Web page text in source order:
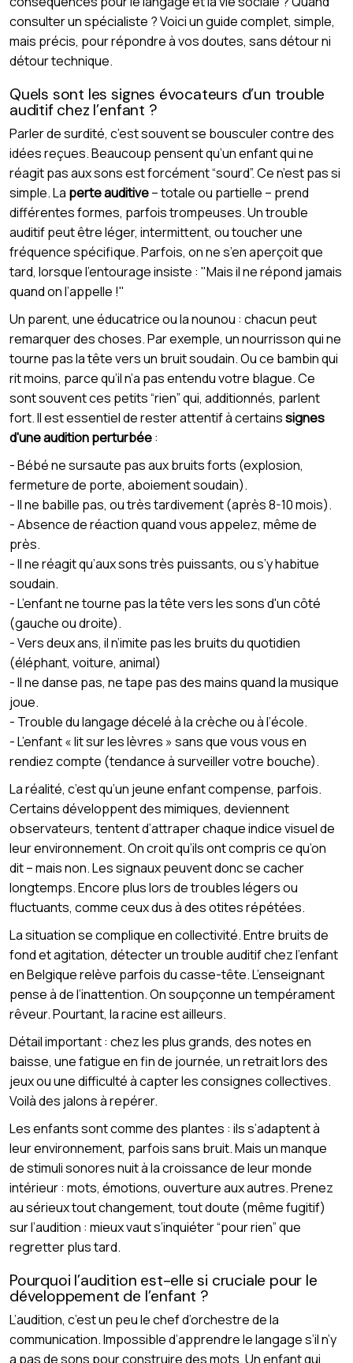
consulter un spécialiste ? Voici un guide complet, simple,
mais précis, pour répondre à vos doutes, sans détour ni
détour technique.
Quels sont les signes évocateurs d’un trouble
auditif chez l’enfant ?
Parler de surdité, c’est souvent se bousculer contre des
idées reçues. Beaucoup pensent qu’un enfant qui ne
réagit pas aux sons est forcément “sourd”. Ce n’est pas si
simple. La perte auditive– totale ou partielle – prend
différentes formes, parfois trompeuses. Un trouble
auditif peut être léger, intermittent, ou toucher une
fréquence spécifique. Parfois, on ne s’en aperçoit que
tard, lorsque l’entourage insiste : "Mais il ne répond jamais
quand on l’appelle !"
Un parent, une éducatrice ou la nounou : chacun peut
remarquer des choses. Par exemple, un nourrisson qui ne
tourne pas la tête vers un bruit soudain. Ou ce bambin qui
rit moins, parce qu’il n’a pas entendu votre blague. Ce
sont souvent ces petits “rien” qui, additionnés, parlent
fort. Il est essentiel de rester attentif à certainssignes
d'une audition perturbée:
- Bébé ne sursaute pas aux bruits forts (explosion,
fermeture de porte, aboiement soudain).
- Il ne babille pas, ou très tardivement (après 8-10 mois).
- Absence de réaction quand vous appelez, même de
près.
- Il ne réagit qu’aux sons très puissants, ou s’y habitue
soudain.
- L’enfant ne tourne pas la tête vers les sons d'un côté
(gauche ou droite).
- Vers deux ans, il n’imite pas les bruits du quotidien
(éléphant, voiture, animal)
- Il ne danse pas, ne tape pas des mains quand la musique
joue.
- Trouble du langage décelé à la crèche ou à l’école.
- L’enfant « lit sur les lèvres » sans que vous vous en
rendiez compte (tendance à surveiller votre bouche).
La réalité, c’est qu’un jeune enfant compense, parfois.
Certains développent des mimiques, deviennent
observateurs, tentent d’attraper chaque indice visuel de
leur environnement. On croit qu’ils ont compris ce qu’on
dit – mais non. Les signaux peuvent donc se cacher
longtemps. Encore plus lors de troubles légers ou
fluctuants, comme ceux dus à des otites répétées.
La situation se complique en collectivité. Entre bruits de
fond et agitation, détecter un trouble auditif chez l’enfant
en Belgique relève parfois du casse-tête. L’enseignant
pense à de l’inattention. On soupçonne un tempérament
rêveur. Pourtant, la racine est ailleurs.
Détail important : chez les plus grands, des notes en
baisse, une fatigue en fin de journée, un retrait lors des
jeux ou une difficulté à capter les consignes collectives.
Voilà des jalons à repérer.
Les enfants sont comme des plantes : ils s’adaptent à
leur environnement, parfois sans bruit. Mais un manque
de stimuli sonores nuit à la croissance de leur monde
intérieur : mots, émotions, ouverture aux autres. Prenez
au sérieux tout changement, tout doute (même fugitif)
sur l’audition : mieux vaut s’inquiéter “pour rien” que
regretter plus tard.
Pourquoi l’audition est-elle si cruciale pour le
développement de l’enfant ?
L’audition, c’est un peu le chef d’orchestre de la
communication. Impossible d’apprendre le langage s’il n’y
a pas de sons pour construire des mots. Un enfant qui